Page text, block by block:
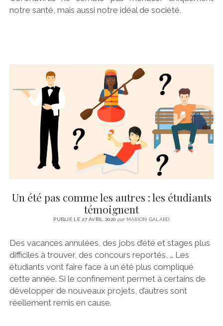
notre santé, mais aussi notre idéal de société.
Un été pas comme les autres : les étudiants
témoignent
PUBLIÉ LE 27 AVRIL 2020 parMARION GALARD
Des vacances annulées, des jobs d’été et stages plus
difficiles à trouver, des concours reportés, … Les
étudiants vont faire face à un été plus compliqué
cette année. Si le confinement permet à certains de
développer de nouveaux projets, d’autres sont
réellement remis en cause.